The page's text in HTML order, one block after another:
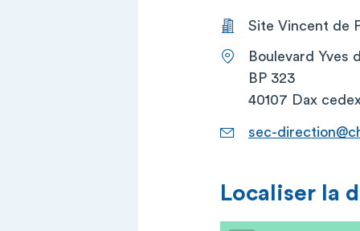
Site Vincent de
Boulevard Yves
BP 323
40107 Dax
sec-
Localiser la